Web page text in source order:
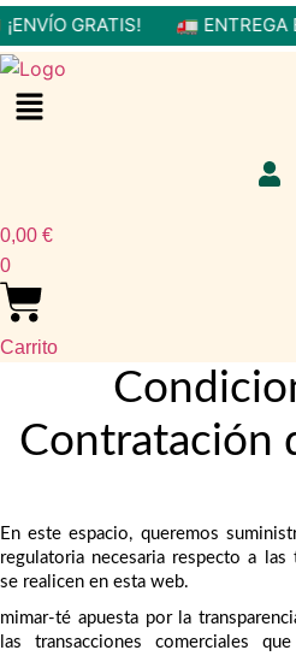
🚛 ENTREGA EN 48-72
Menú
0,00 €
0
Carrito
Contratación
En este espacio, queremos
regulatoria necesaria respecto a las
se realicen en esta web.
mimar-té apuesta por la
las transacciones comerciales